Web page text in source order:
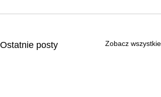
Ostatnie posty Zobacz wszystkie